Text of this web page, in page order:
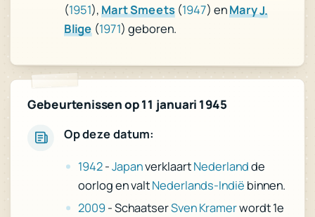
(1951),Mart Smeets(1947) enMary J.
Blige (1971) geboren.
Gebeurtenissen op 11 januari 1945
Op deze datum:
1942-JapanverklaartNederlandde
oorlog en valtNederlands-Indië binnen.
2009 - SchaatserSven Kramerwordt 1e